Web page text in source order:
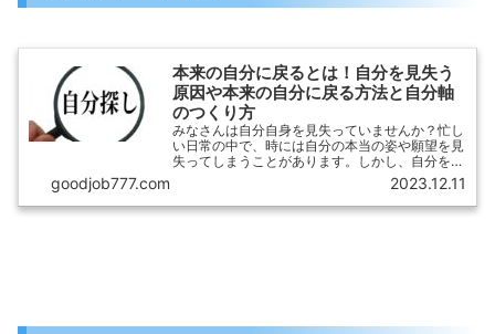
本来の自分に戻るとは！自分を見失う
原因や本来の自分に戻る方法と自分軸
のつくり方
みなさんは自分自身を見失っていませんか？忙し
い日常の中で、時には自分の本当の姿や願望を見
失ってしまうことがあります。しかし、自分を取
り戻し本来の自分に戻ることは可能です。この記
事では、自分を見失う原因や自己再発見の方法に
ついて探求しています。
goodjob777.com 2023.12.11